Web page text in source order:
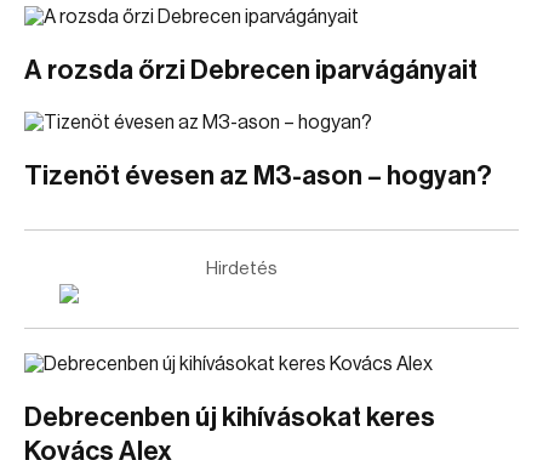
A rozsda őrzi Debrecen iparvágányait
Tizenöt évesen az M3-ason – hogyan?
Hirdetés
Debrecenben új kihívásokat keres
Kovács Alex